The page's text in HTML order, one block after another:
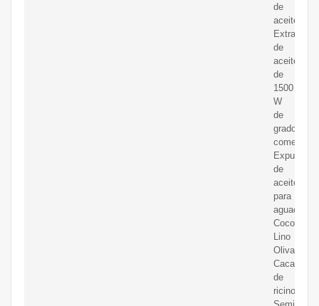
de
aceite
Extractor
de
aceite
de
1500
W
de
grado
comercial
Expulsor
de
aceite
para
aguacate
Coco
Lino
Oliva
Cacahuete
de
ricino